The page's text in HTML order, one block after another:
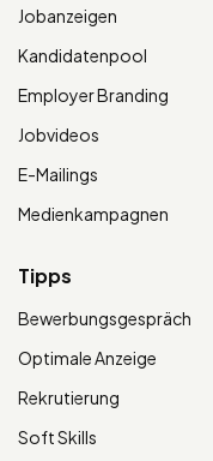
Jobanzeigen
Kandidatenpool
Employer Branding
Jobvideos
E-Mailings
Medienkampagnen
Tipps
Bewerbungsgespräch
Optimale Anzeige
Rekrutierung
Soft Skills